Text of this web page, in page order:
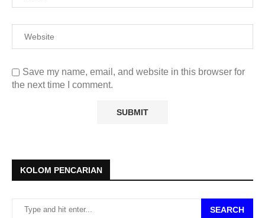
Save my name, email, and website in this browser for
the next time I comment.
KOLOM PENCARIAN
SEARCH